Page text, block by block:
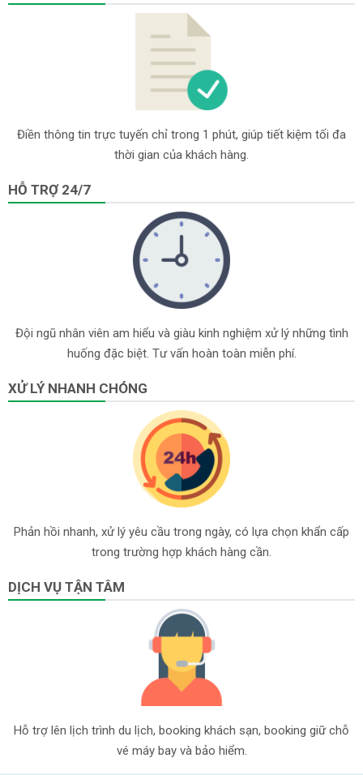
Điền thông tin trực tuyến chỉ trong 1 phút, giúp tiết kiệm tối đa
thời gian của khách hàng.
HỖ TRỢ 24/7
Đội ngũ nhân viên am hiểu và giàu kinh nghiệm xử lý những tình
huống đặc biệt. Tư vấn hoàn toàn miễn phí.
XỬ LÝ NHANH CHÓNG
Phản hồi nhanh, xử lý yêu cầu trong ngày, có lựa chọn khẩn cấp
trong trường hợp khách hàng cần.
DỊCH VỤ TẬN TÂM
Hỗ trợ lên lịch trình du lịch, booking khách sạn, booking giữ chỗ
vé máy bay và bảo hiểm.